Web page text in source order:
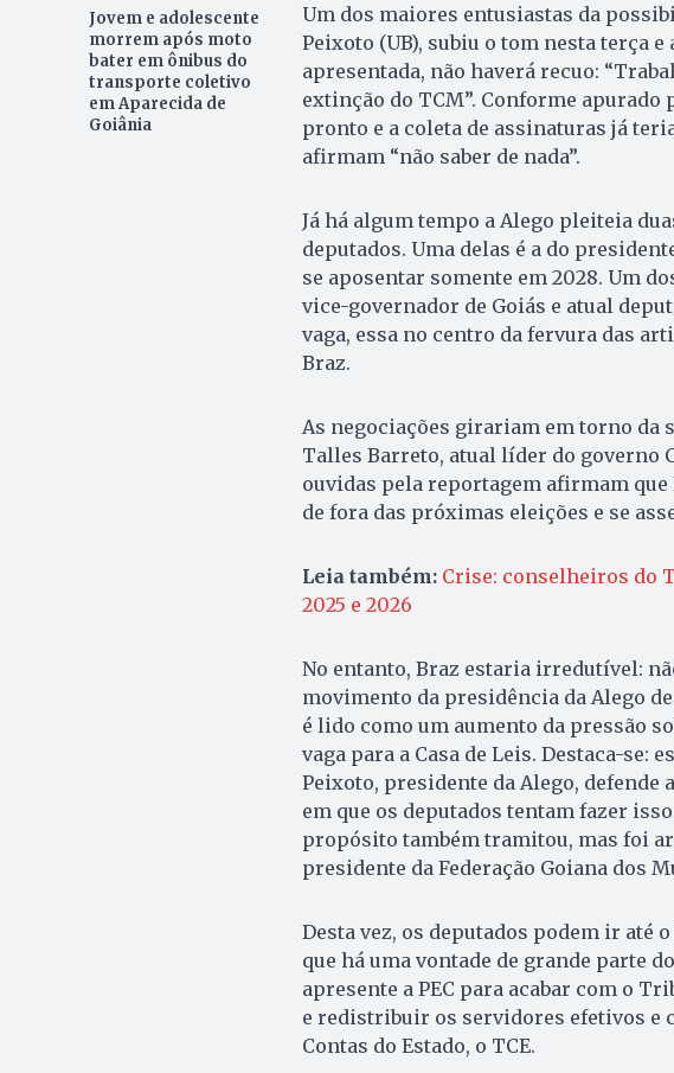
Jovem e adolescente
morrem após moto
bater em ônibus do
transporte coletivo
em Aparecida de
Goiânia
Um dos maiores entusiastas da
Peixoto (UB), subiu o tom nesta terça
apresentada, não haverá recuo:
extinção do TCM”. Conforme apurado
pronto e a coleta de assinaturas já
afirmam “não saber de nada”.
Já há algum tempo a Alego pleiteia
deputados. Uma delas é a do
se aposentar somente em 2028. Um
vice-governador de Goiás e atual
vaga, essa no centro da fervura das
Braz.
As negociações girariam em torno da
Talles Barreto, atual líder do governo
ouvidas pela reportagem afirmam
de fora das próximas eleições e se
Leia também: Crise: conselheiros do
2025 e 2026
No entanto, Braz estaria irredutível:
movimento da presidência da Alego
é lido como um aumento da pressão
vaga para a Casa de Leis. Destaca-se:
Peixoto, presidente da Alego,
em que os deputados tentam fazer
propósito também tramitou, mas foi
presidente da Federação Goiana dos
Desta vez, os deputados podem ir até
que há uma vontade de grande parte
apresente a PEC para acabar com o
e redistribuir os servidores efetivos e
Contas do Estado, o TCE.